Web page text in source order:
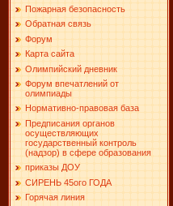
Пожарная безопасность
Обратная связь
Форум
Карта сайта
Олимпийский дневник
Форум впечатлений от
олимпиады
Нормативно-правовая база
Предписания органов
осуществляющих
государственный контроль
(надзор) в сфере образования
приказы ДОУ
СИРЕНЬ 45ого ГОДА
Горячая линия